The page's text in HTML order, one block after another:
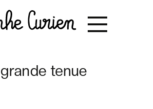
grande tenue